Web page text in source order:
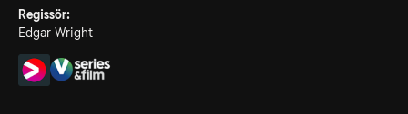
Regissör:
Edgar Wright